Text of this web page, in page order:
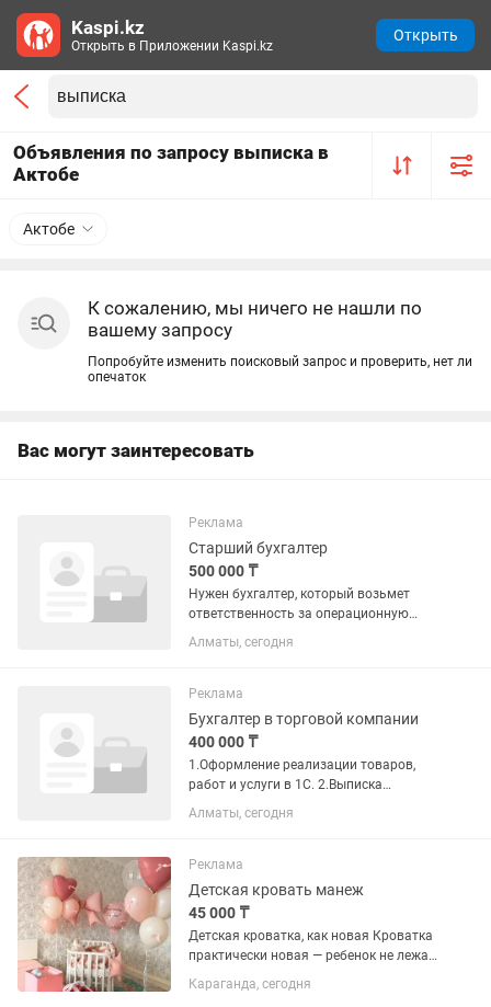
Объявления по запросу выписка в
Актобе
Актобе
К сожалению, мы ничего не нашли по
вашему запросу
Попробуйте изменить поисковый запрос и проверить, нет ли
опечаток
Вас могут заинтересовать
Реклама
Старший бухгалтер
500 000 ₸
Нужен бухгалтер, который возьмет
ответственность за операционную
деятельность компании. В подчинении
— 1 бухгалтер по реализации.
• Валютный контроль,...
Алматы, сегодня
Реклама
Бухгалтер в торговой компании
400 000 ₸
1.Оформление реализации товаров,
работ и услуги в 1С. 2.Выписка
электронных счетов-фактур (ЭСФ) и
контроль их регистрации.
товаров, актов выполненных работ и
других...
Алматы, сегодня
Реклама
Детская кровать манеж
45 000 ₸
Детская кроватка, как новая Кроватка
практически новая — ребенок не лежал,
брали только для выписки и фото.
Увеличивается, есть маятник. В
Караганда, сегодня
Kaspi.kz
Открыть в Приложении Kaspi.kz
Открыть